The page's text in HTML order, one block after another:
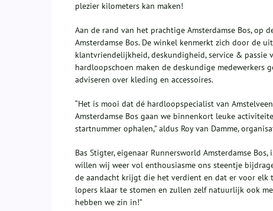
plezier kilometers kan maken!
Aan de rand van het prachtige Amsterdamse Bos, op
Amsterdamse Bos. De winkel kenmerkt zich door de
klantvriendelijkheid, deskundigheid, service &
hardloopschoen maken de deskundige
adviseren over kleding en accessoires.
“Het is mooi dat dé hardloopspecialist van
Amsterdamse Bos gaan we binnenkort leuke
startnummer ophalen,” aldus Roy van Damme,
Bas Stigter, eigenaar Runnersworld Amsterdamse
willen wij weer vol enthousiasme ons steentje
de aandacht krijgt die het verdient en dat er voor elk
lopers klaar te stomen en zullen zelf natuurlijk ook
hebben we zin in!”